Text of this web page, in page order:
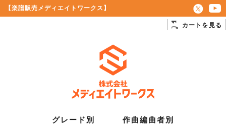
【楽譜販売メディエイトワークス】
カートを見る
グレード別
作曲編曲者別